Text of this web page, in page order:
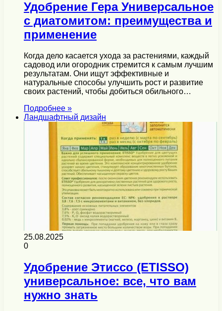
Удобрение Гера Универсальное
с диатомитом: преимущества и
применение
Когда дело касается ухода за растениями, каждый
садовод или огородник стремится к самым лучшим
результатам. Они ищут эффективные и
натуральные способы улучшить рост и развитие
своих растений, чтобы добиться обильного…
Подробнее »
Ландшафтный дизайн
25.08.2025
0
Удобрение Этиссо (ETISSO)
универсальное: все, что вам
нужно знать